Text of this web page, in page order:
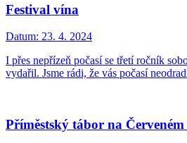
Festival vína
Datum: 23. 4. 2024
I přes nepřízeň počasí se třetí ročník
vydařil. Jsme rádi, že vás počasí
Příměstský tábor na